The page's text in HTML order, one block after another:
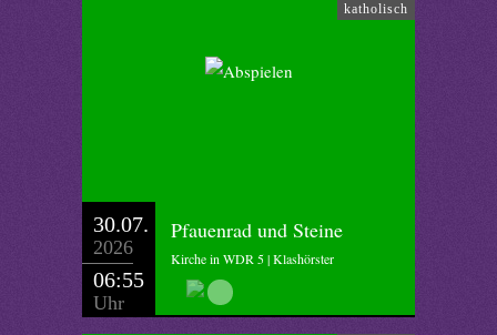
katholisch
30.07.
2026
06:55
Uhr
Pfauenrad und Steine
Kirche in WDR 5 | Klashörster